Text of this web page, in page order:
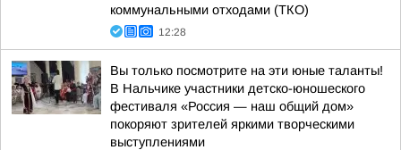
коммунальными отходами (ТКО)
12:28
Вы только посмотрите на эти юные таланты!
В Нальчике участники детско-юношеского
фестиваля «Россия — наш общий дом»
покоряют зрителей яркими творческими
выступлениями